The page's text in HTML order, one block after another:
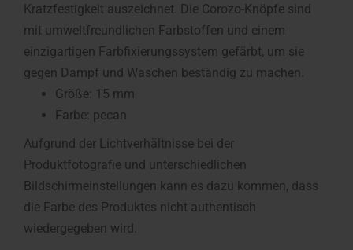
Kratzfestigkeit auszeichnet. Die Corozo-Knöpfe sind
mit umweltfreundlichen Farbstoffen und einem
einzigartigen Farbfixierungssystem gefärbt, um sie
gegen Dampf und Waschen beständig zu machen.
Größe: 15 mm
Farbe: pecan
Aufgrund der Lichtverhältnisse bei der
Produktfotografie und unterschiedlichen
Bildschirmeinstellungen kann es dazu kommen, dass
die Farbe des Produktes nicht authentisch
wiedergegeben wird.